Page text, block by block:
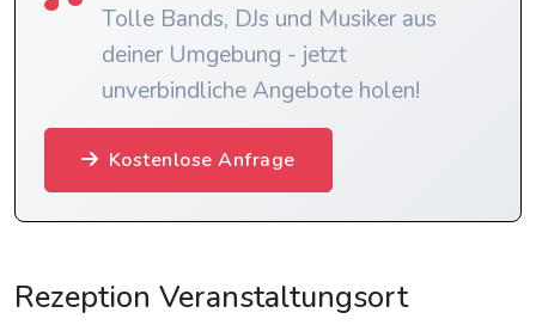
Tolle Bands, DJs und Musiker aus
deiner Umgebung - jetzt
unverbindliche Angebote holen!
Kostenlose Anfrage
Rezeption Veranstaltungsort